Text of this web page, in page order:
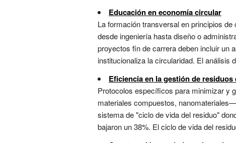
Educación en economía circular
La formación transversal en principios
desde ingeniería hasta diseño o
proyectos fin de carrera deben incluir un
institucionaliza la circularidad. El análisis
Eficiencia en la gestión de
Protocolos específicos para minimizar y
materiales compuestos,
sistema de "ciclo de vida del residuo"
bajaron un 38%. El ciclo de vida del